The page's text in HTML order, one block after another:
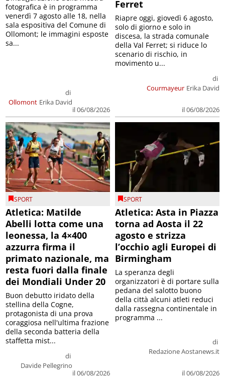
Ollomont
di
Erika David
il 06/08/2026
fotografica è in programma
venerdì 7 agosto alle 18, nella
sala espositiva del Comune di
Ollomont; le immagini esposte
sa...
Ferret
Courmayeur
di
Erika David
il 06/08/2026
Riapre oggi, giovedì 6 agosto,
solo di giorno e solo in
discesa, la strada comunale
della Val Ferret; si riduce lo
scenario di rischio, in
movimento u...
SPORT
Atletica: Matilde
Abelli lotta come una
leonessa, la 4×400
azzurra firma il
primato nazionale, ma
resta fuori dalla finale
dei Mondiali Under 20
di
Davide Pellegrino
il 06/08/2026
Buon debutto iridato della
stellina della Cogne,
protagonista di una prova
coraggiosa nell'ultima frazione
della seconda batteria della
staffetta mist...
SPORT
Atletica: Asta in Piazza
torna ad Aosta il 22
agosto e strizza
l’occhio agli Europei di
Birmingham
di
Redazione Aostanews.it
il 06/08/2026
La speranza degli
organizzatori è di portare sulla
pedana del salotto buono
della città alcuni atleti reduci
dalla rassegna continentale in
programma ...